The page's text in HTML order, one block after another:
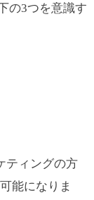
の3つを意識す
ティングの方
能になりま